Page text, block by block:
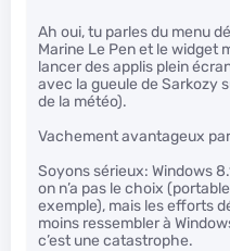
Ah oui, tu parles du menu
Marine Le Pen et le widget
lancer des applis plein
avec la gueule de Sarkozy
de la météo).
Vachement avantageux
Soyons sérieux: Windows
on n’a pas le choix
exemple), mais les efforts
moins ressembler à
c’est une catastrophe.